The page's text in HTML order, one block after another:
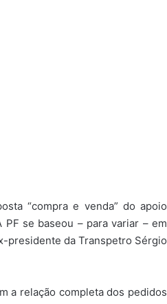
“compra e venda” do apoio
se baseou – para variar – em
presidente da Transpetro Sérgio
a relação completa dos pedidos